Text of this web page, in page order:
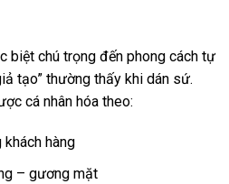
biệt chú trọng đến phong cách tự
tạo” thường thấy khi dán sứ.
cá nhân hóa theo:
hàng
– gương mặt